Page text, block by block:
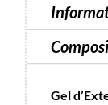
-
30
ml
Gel